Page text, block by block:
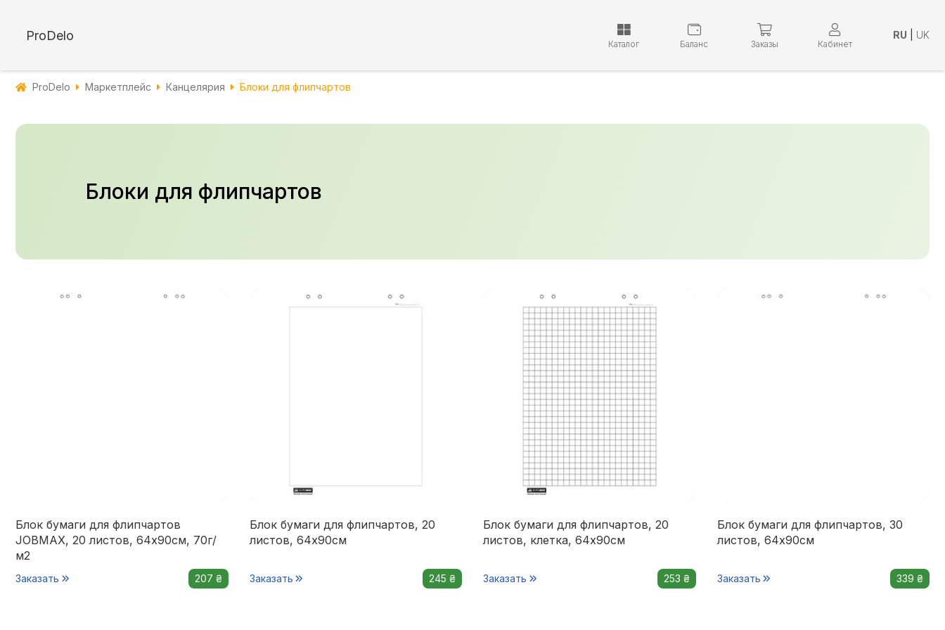
ProDelo
Каталог Баланс Заказы Кабинет
RU UK
ProDelo Маркетплейс Канцелярия Блоки для флипчартов
Блоки для флипчартов
Блок бумаги для флипчартов
JOBMAX, 20 листов, 64х90см, 70г/
м2
Заказать 207 ₴
Блок бумаги для флипчартов, 20
листов, 64х90см
Заказать 245 ₴
Блок бумаги для флипчартов, 20
листов, клетка, 64х90см
Заказать 253 ₴
Блок бумаги для флипчартов, 30
листов, 64х90см
Заказать 339 ₴